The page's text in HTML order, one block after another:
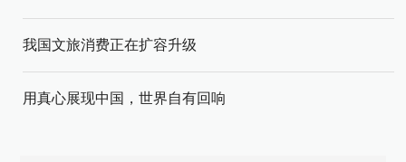
我国文旅消费正在扩容升级
用真心展现中国，世界自有回响